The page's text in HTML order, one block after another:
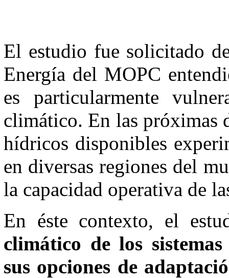
El estudio fue solicitado
Energía del MOPC
es particularmente
climático. En las próximas
hídricos disponibles
en diversas regiones del
la capacidad operativa de
En éste contexto, el
climático de los
sus opciones de